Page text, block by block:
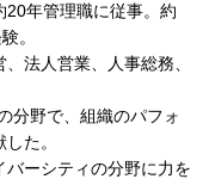
20年管理職に従事。約
。
法人営業、人事総務、
分野で、組織のパフォ
た。
バーシティの分野に力を